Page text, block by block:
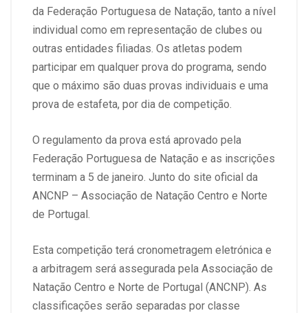
da Federação Portuguesa de Natação, tanto a nível
individual como em representação de clubes ou
outras entidades filiadas. Os atletas podem
participar em qualquer prova do programa, sendo
que o máximo são duas provas individuais e uma
prova de estafeta, por dia de competição.
O regulamento da prova está aprovado pela
Federação Portuguesa de Natação e as inscrições
terminam a 5 de janeiro. Junto do site oficial da
ANCNP – Associação de Natação Centro e Norte
de Portugal.
Esta competição terá cronometragem eletrónica e
a arbitragem será assegurada pela Associação de
Natação Centro e Norte de Portugal (ANCNP). As
classificações serão separadas por classe